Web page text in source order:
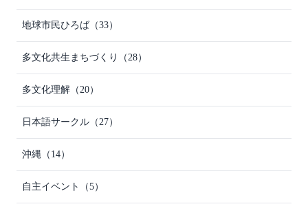
地球市民ひろば （33）
多文化共生まちづくり （28）
多文化理解 （20）
日本語サークル （27）
沖縄 （14）
自主イベント （5）